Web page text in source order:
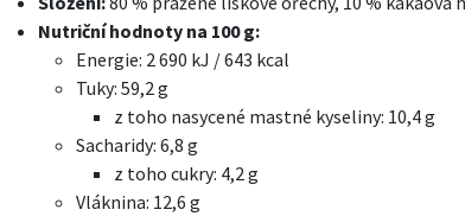
Nutriční hodnoty na 100 g:
Energie: 2 690 kJ / 643 kcal
Tuky: 59,2 g
z toho nasycené mastné kyseliny: 10,4 g
Sacharidy: 6,8 g
z toho cukry: 4,2 g
Vláknina: 12,6 g